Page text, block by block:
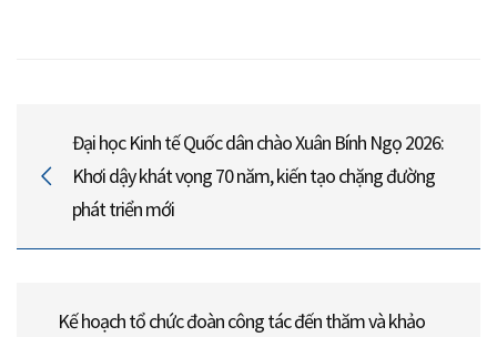
Đại học Kinh tế Quốc dân chào Xuân Bính Ngọ 2026:
Khơi dậy khát vọng 70 năm, kiến tạo chặng đường
phát triển mới
Kế hoạch tổ chức đoàn công tác đến thăm và khảo